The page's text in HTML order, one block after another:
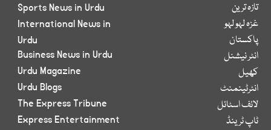
تازہ ترین
غزہ لہو لہو
پاکستان
انٹر نیشنل
کھیل
انٹرٹینمنٹ
لائف اسٹائل
ٹاپ ٹرینڈ
Sports News in Urdu
International News in
Urdu
Business News in Urdu
Urdu Magazine
Urdu Blogs
The Express Tribune
Express Entertainment